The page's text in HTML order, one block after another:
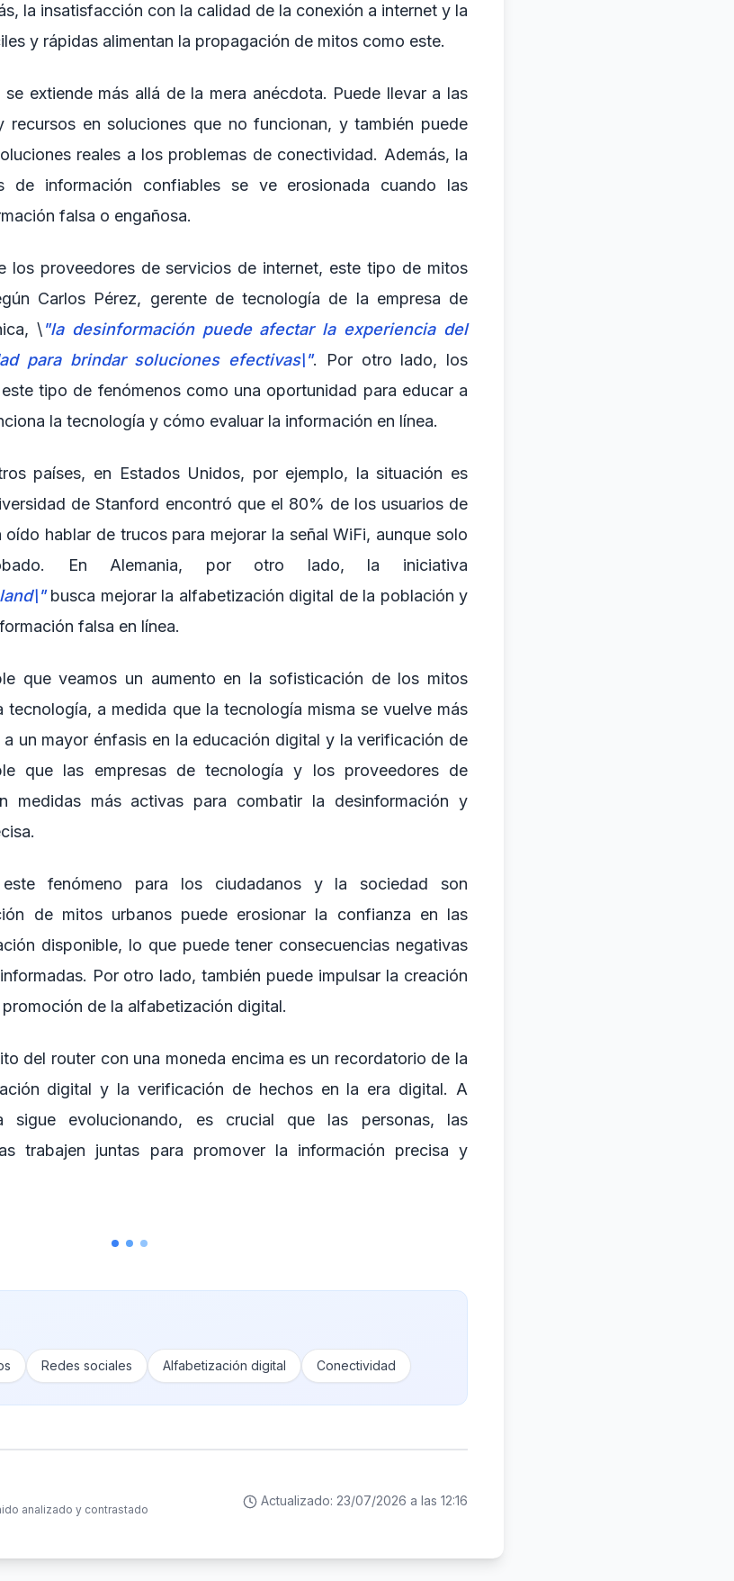
la insatisfacción con la calidad de la conexión a internet y la
y rápidas alimentan la propagación de mitos como este.
extiende más allá de la mera anécdota. Puede llevar a las
recursos en soluciones que no funcionan, y también puede
reales a los problemas de conectividad. Además, la
de información confiables se ve erosionada cuando las
falsa o engañosa.
los proveedores de servicios de internet, este tipo de mitos
Carlos Pérez, gerente de tecnología de la empresa de
\"la desinformación puede afectar la experiencia del
para brindar soluciones efectivas\". Por otro lado, los
tipo de fenómenos como una oportunidad para educar a
la tecnología y cómo evaluar la información en línea.
países, en Estados Unidos, por ejemplo, la situación es
de Stanford encontró que el 80% de los usuarios de
hablar de trucos para mejorar la señal WiFi, aunque solo
En Alemania, por otro lado, la iniciativa
busca mejorar la alfabetización digital de la población y
falsa en línea.
que veamos un aumento en la sofisticación de los mitos
tecnología, a medida que la tecnología misma se vuelve más
un mayor énfasis en la educación digital y la verificación de
que las empresas de tecnología y los proveedores de
medidas más activas para combatir la desinformación y
fenómeno para los ciudadanos y la sociedad son
de mitos urbanos puede erosionar la confianza en las
disponible, lo que puede tener consecuencias negativas
Por otro lado, también puede impulsar la creación
de la alfabetización digital.
del router con una moneda encima es un recordatorio de la
digital y la verificación de hechos en la era digital. A
sigue evolucionando, es crucial que las personas, las
trabajen juntas para promover la información precisa y
Redes sociales Alfabetización digital Conectividad
analizado y contrastado
Actualizado: 23/07/2026 a las 12:16